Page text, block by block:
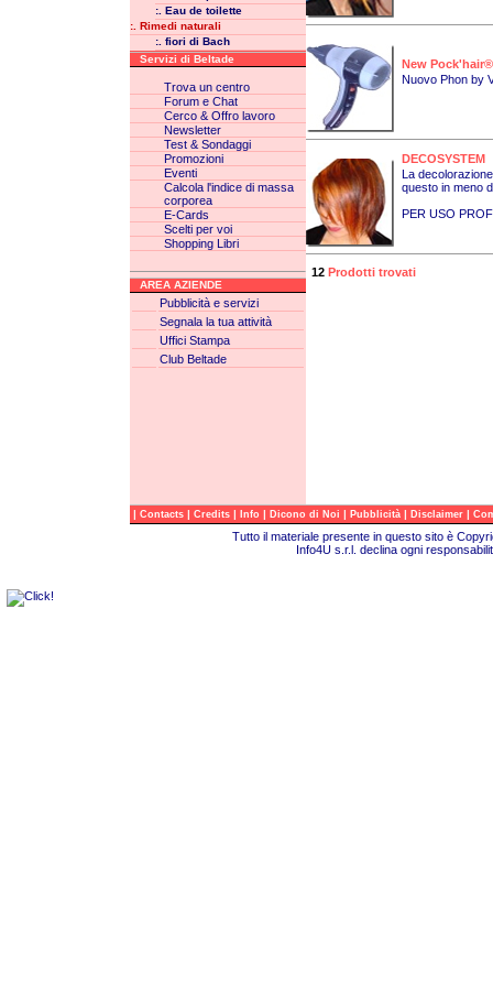
:. Eau de toilette
:. Rimedi naturali
:. fiori di Bach
Servizi di Beltade
Trova un centro
Forum e Chat
Cerco & Offro lavoro
Newsletter
Test & Sondaggi
Promozioni
Eventi
Calcola l'indice di massa
corporea
E-Cards
Scelti per voi
Shopping Libri
AREA AZIENDE
Pubblicità e servizi
Segnala la tua attività
Uffici Stampa
Club Beltade
New Pock'hair®
Nuovo Phon by
DECOSYSTEM
La
questo in meno
PER USO
12 Prodotti trovati
| Contacts | Credits | Info | Dicono di Noi | Pubblicità | Disclaimer |
Tutto il materiale presente in questo sito è
Info4U s.r.l. declina ogni